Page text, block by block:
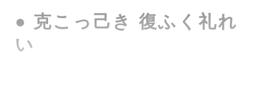
● 克こっ己き 復ふく礼れ
い